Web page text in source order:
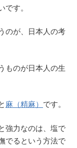
です。
のが、日本人の考
ものが日本人の生
麻（精麻） です。
強力なのは、塩で
でるという方法で